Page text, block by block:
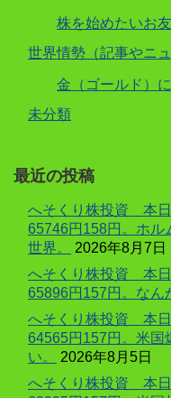
株を始めたいお
世界情勢（記事やニ
金（ゴールド）
未分類
最近の投稿
へそくり株投資 本日
65746円158円。ホル
世界。
2026年8月7日
へそくり株投資 本日
65896円157円。なん
へそくり株投資 本日
64565円157円。米国
い。
2026年8月5日
へそくり株投資 本日